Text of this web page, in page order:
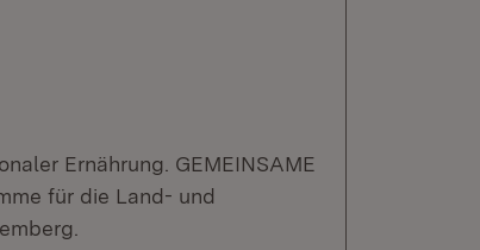
Ernährung. GEMEINSAME
für die Land- und